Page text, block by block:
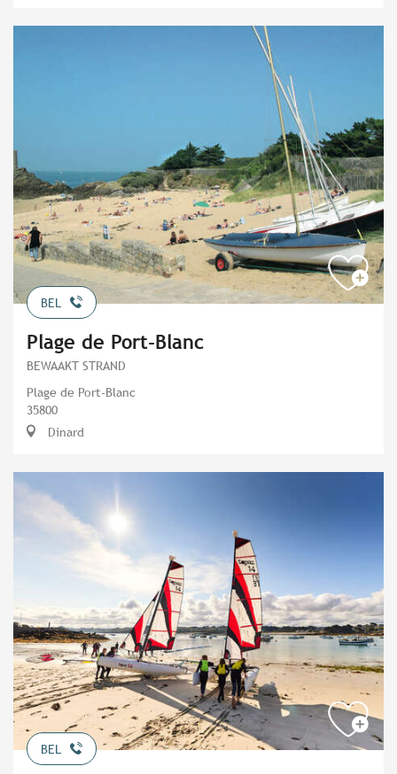
BEL
Plage de Port-Blanc
BEWAAKT STRAND
Plage de Port-Blanc
35800
Dinard
BEL